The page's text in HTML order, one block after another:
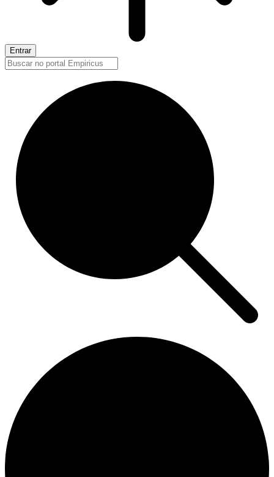
Entrar